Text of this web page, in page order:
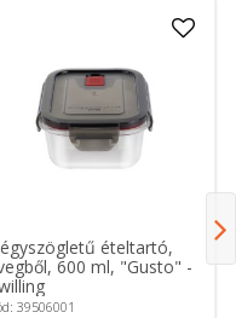
ételtartó,
600 ml, "Gusto" -
39506001